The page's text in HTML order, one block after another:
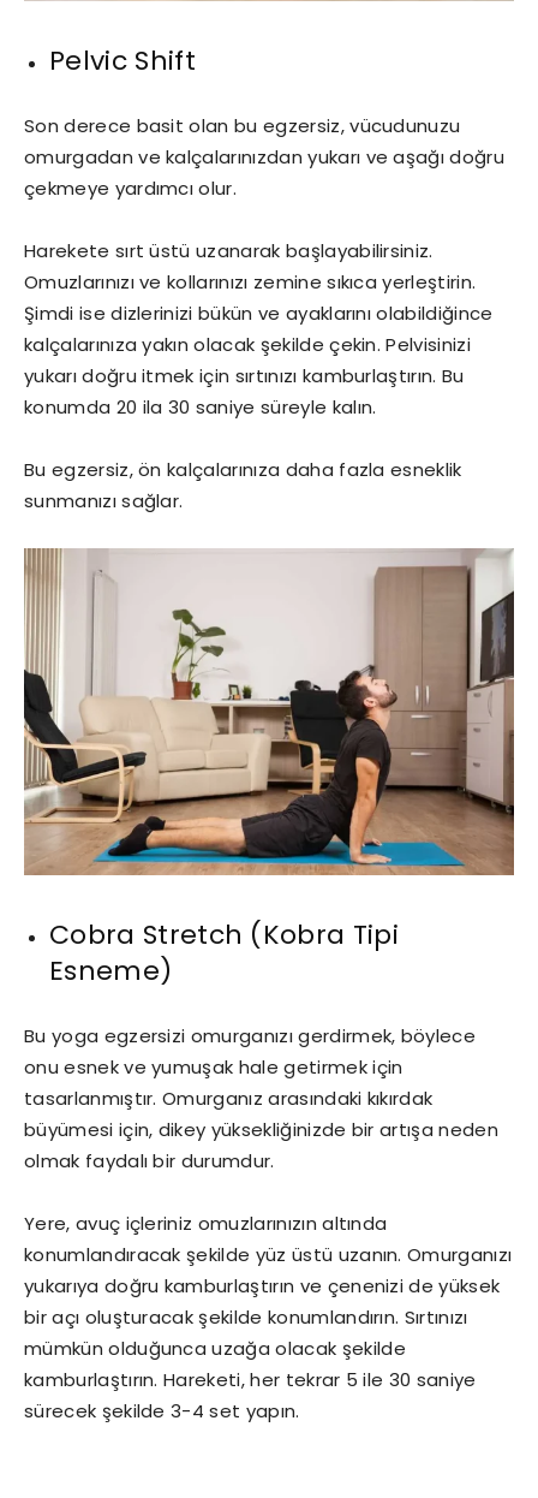
Pelvic Shift
Son derece basit olan bu egzersiz, vücudunuzu
omurgadan ve kalçalarınızdan yukarı ve aşağı doğru
çekmeye yardımcı olur.
Harekete sırt üstü uzanarak başlayabilirsiniz.
Omuzlarınızı ve kollarınızı zemine sıkıca yerleştirin.
Şimdi ise dizlerinizi bükün ve ayaklarını olabildiğince
kalçalarınıza yakın olacak şekilde çekin. Pelvisinizi
yukarı doğru itmek için sırtınızı kamburlaştırın. Bu
konumda 20 ila 30 saniye süreyle kalın.
Bu egzersiz, ön kalçalarınıza daha fazla esneklik
sunmanızı sağlar.
Cobra Stretch (Kobra Tipi
Esneme)
Bu yoga egzersizi omurganızı gerdirmek, böylece
onu esnek ve yumuşak hale getirmek için
tasarlanmıştır. Omurganız arasındaki kıkırdak
büyümesi için, dikey yüksekliğinizde bir artışa neden
olmak faydalı bir durumdur.
Yere, avuç içleriniz omuzlarınızın altında
konumlandıracak şekilde yüz üstü uzanın. Omurganızı
yukarıya doğru kamburlaştırın ve çenenizi de yüksek
bir açı oluşturacak şekilde konumlandırın. Sırtınızı
mümkün olduğunca uzağa olacak şekilde
kamburlaştırın. Hareketi, her tekrar 5 ile 30 saniye
sürecek şekilde 3-4 set yapın.